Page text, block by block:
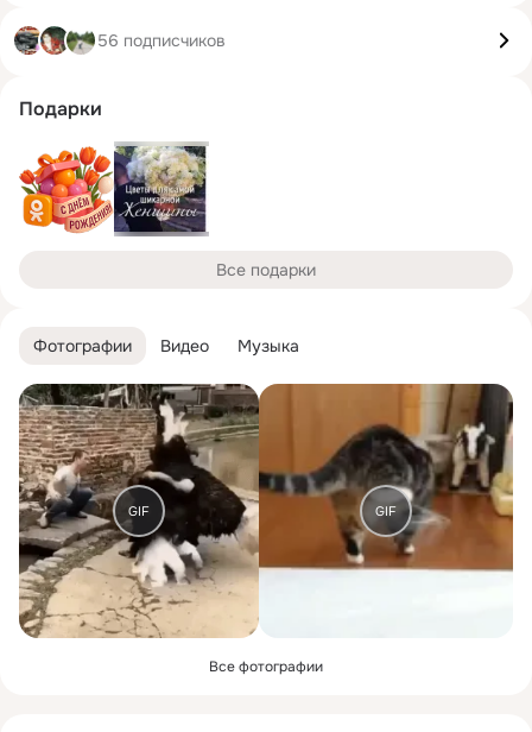
Фотографии Видео Музыка
GIF GIF
Все фотографии
56 подписчиков
Подарки
Все подарки